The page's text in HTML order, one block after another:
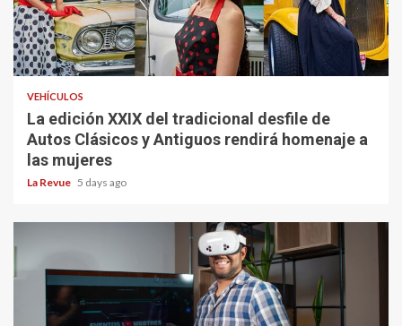
VEHÍCULOS
La edición XXIX del tradicional desfile de
Autos Clásicos y Antiguos rendirá homenaje a
las mujeres
La Revue 5 days ago